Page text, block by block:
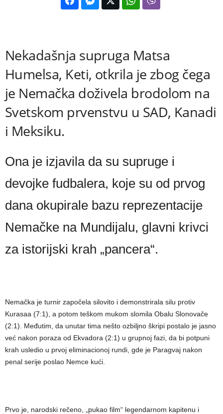
Nekadašnja supruga Matsa
Humelsa, Keti, otkrila je zbog čega
je Nemačka doživela brodolom na
Svetskom prvenstvu u SAD, Kanadi
i Meksiku.
Ona je izjavila da su supruge i
devojke fudbalera, koje su od prvog
dana okupirale bazu reprezentacije
Nemačke na Mundijalu, glavni krivci
za istorijski krah „pancera“.
Nemačka je turnir započela silovito i demonstrirala silu protiv
Kurasaa (7:1), a potom teškom mukom slomila Obalu Slonovače
(2:1). Međutim, da unutar tima nešto ozbiljno škripi postalo je jasno
već nakon poraza od Ekvadora (2:1) u grupnoj fazi, da bi potpuni
krah usledio u prvoj eliminacionoj rundi, gde je Paragvaj nakon
penal serije poslao Nemce kući.
Prvo je, narodski rečeno, „pukao film“ legendarnom kapitenu i